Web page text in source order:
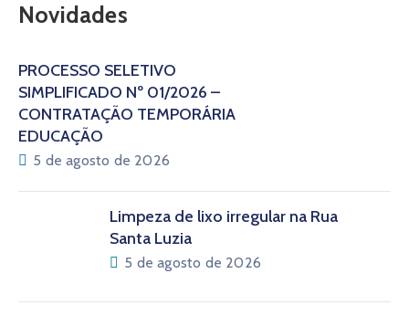
Novidades
PROCESSO SELETIVO
SIMPLIFICADO Nº 01/2026 –
CONTRATAÇÃO TEMPORÁRIA
EDUCAÇÃO
5 de agosto de 2026
Limpeza de lixo irregular na Rua
Santa Luzia
5 de agosto de 2026